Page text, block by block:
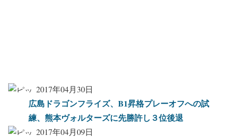
2017年04月30日
広島ドラゴンフライズ、B1昇格プレーオフへの試
練、熊本ヴォルターズに先勝許し３位後退
2017年04月09日